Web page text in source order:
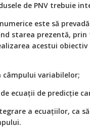
de PNV trebuie
este să
starea prezentă,
acestui
câmpului variabilelor;
ecuaţii de predicţie
a ecuaţiilor, ca